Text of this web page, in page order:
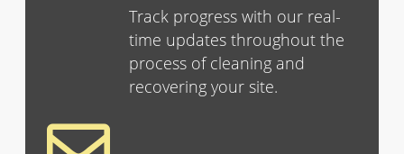
Track progress with our real-
time updates throughout the
process of cleaning and
recovering your site.